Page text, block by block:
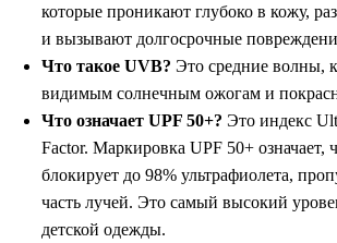
которые проникают глубоко в кожу,
и вызывают долгосрочные
Что такое UVB? Это средние волны,
видимым солнечным ожогам и
Что означает UPF 50+? Это индекс
Factor. Маркировка UPF 50+ означает,
блокирует до 98% ультрафиолета,
часть лучей. Это самый высокий
детской одежды.